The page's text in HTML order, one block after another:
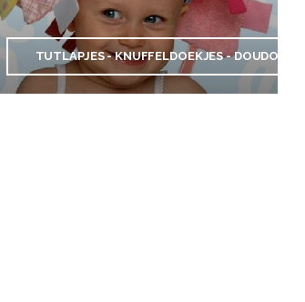
TUTLAPJES - KNUFFELDOEKJES - DOUDOU